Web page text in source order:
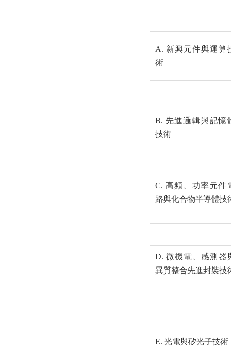
A. 新興元件與運算
術
B. 先進邏輯與記憶
技術
C. 高頻、功率元件
路與化合物半導體技
D. 微機電、感測器
異質整合先進封裝技
E. 光電與矽光子技術